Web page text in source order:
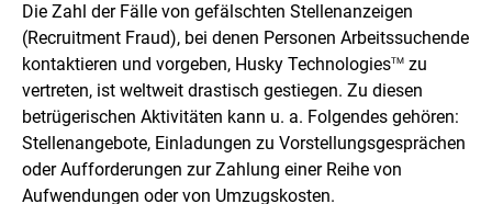
Die Zahl der Fälle von gefälschten Stellenanzeigen
(Recruitment Fraud), bei denen Personen Arbeitssuchende
kontaktieren und vorgeben, Husky TechnologiesTM zu
vertreten, ist weltweit drastisch gestiegen. Zu diesen
betrügerischen Aktivitäten kann u. a. Folgendes gehören:
Stellenangebote, Einladungen zu Vorstellungsgesprächen
oder Aufforderungen zur Zahlung einer Reihe von
Aufwendungen oder von Umzugskosten.